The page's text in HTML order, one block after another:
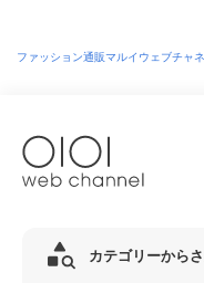
ファッション通販マルイウェブチャ
カテゴリーから